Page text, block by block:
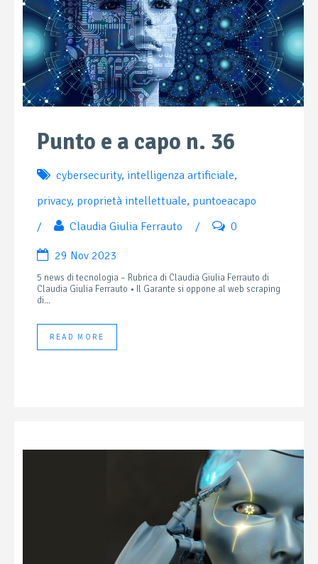
Punto e a capo n. 36
cybersecurity, intelligenza artificiale,
privacy, proprietà intellettuale, puntoeacapo
/
Claudia Giulia Ferrauto / 0
29 Nov 2023
5 news di tecnologia – Rubrica di Claudia Giulia Ferrauto di
Claudia Giulia Ferrauto • Il Garante si oppone al web scraping
di...
READ MORE